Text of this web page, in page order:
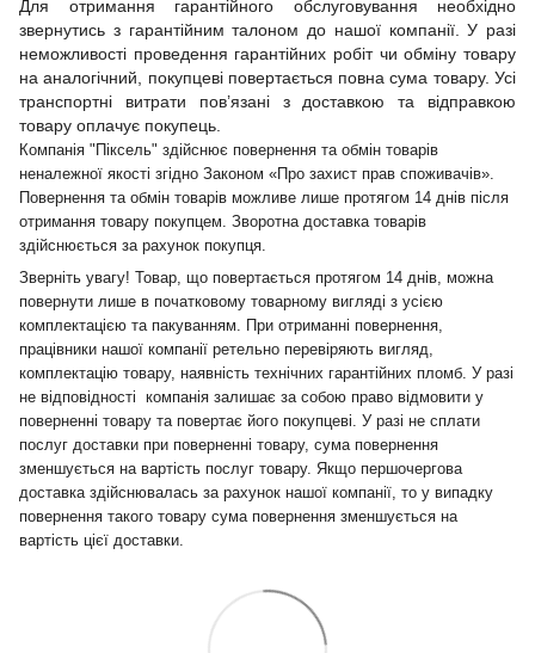
Для отримання гарантійного обслуговування необхідно
звернутись з гарантійним талоном до нашої компанії. У разі
неможливості проведення гарантійних робіт чи обміну товару
на аналогічний, покупцеві повертається повна сума товару. Усі
транспортні витрати пов’язані з доставкою та відправкою
товару оплачує покупець.
Компанія "Піксель" здійснює повернення та обмін товарів
неналежної якості згідно Законом «Про захист прав споживачів».
Повернення та обмін товарів можливе лише протягом 14 днів після
отримання товару покупцем. Зворотна доставка товарів
здійснюється за рахунок покупця.
Зверніть увагу! Товар, що повертається протягом 14 днів, можна
повернути лише в початковому товарному вигляді з усією
комплектацією та пакуванням. При отриманні повернення,
працівники нашої компанії ретельно перевіряють вигляд,
комплектацію товару, наявність технічних гарантійних пломб. У разі
не відповідності компанія залишає за собою право відмовити у
поверненні товару та повертає його покупцеві. У разі не сплати
послуг доставки при поверненні товару, сума повернення
зменшується на вартість послуг товару. Якщо першочергова
доставка здійснювалась за рахунок нашої компанії, то у випадку
повернення такого товару сума повернення зменшується на
вартість цієї доставки.